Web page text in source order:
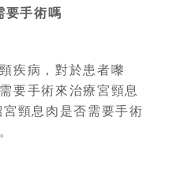
要手術嗎
疾病，對於患者嚟
要手術來治療宮頸息
頸息肉是否需要手術